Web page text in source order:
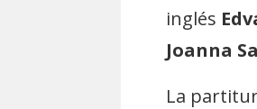
inglés
Joanna
La